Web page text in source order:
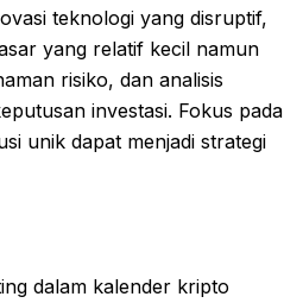
teknologi yang disruptif,
yang relatif kecil namun
risiko, dan analisis
investasi. Fokus pada
unik dapat menjadi strategi
dalam kalender kripto